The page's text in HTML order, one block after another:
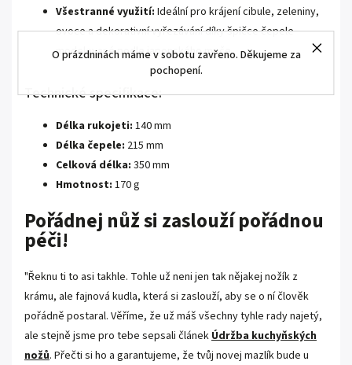
O prázdninách máme v sobotu zavřeno. Děkujeme za
pochopení.
Všestranné využití: Ideální pro krájení cibule, zeleniny,
ovoce a dekorativní vyřezávání díky špičce čepele
modelované podle japonského meče.
Technické specifikace:
Délka rukojeti: 140 mm
Délka čepele: 215 mm
Celková délka: 350 mm
Hmotnost: 170 g
Pořádnej nůž si zaslouží pořádnou
péči!
"Řeknu ti to asi takhle. Tohle už neni jen tak nějakej nožík z
krámu, ale fajnová kudla, která si zaslouží, aby se o ní člověk
pořádně postaral. Věříme, že už máš všechny tyhle rady najetý,
ale stejně jsme pro tebe sepsali článekÚdržba kuchyňských
nožů. Přečti si ho a garantujeme, že tvůj novej mazlík bude u